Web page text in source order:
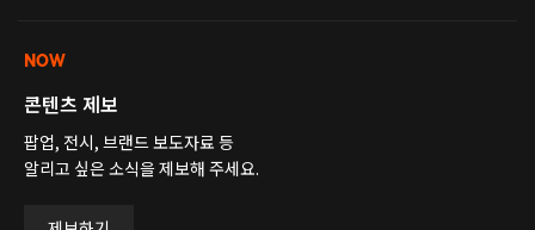
NOW
콘텐츠 제보
팝업, 전시, 브랜드 보도자료 등
알리고 싶은 소식을 제보해 주세요.